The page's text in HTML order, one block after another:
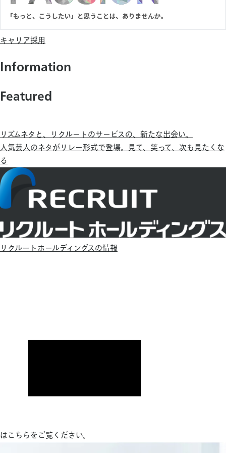
キャリア採用
Information
Featured
リズムネタと、リクルートのサービスの、新たな出会い。
人気芸人のネタがリレー形式で登場。見て、笑って、次も見たくな
る
リクルートホールディングスの情報
はこちらをご覧ください。